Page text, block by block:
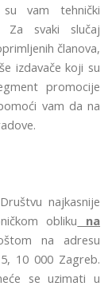
vam tehnički
Za svaki slučaj
članova,
izdavače koji su
promocije
vam da na
najkasnije
obliku na
na adresu
10 000 Zagreb.
se uzimati u